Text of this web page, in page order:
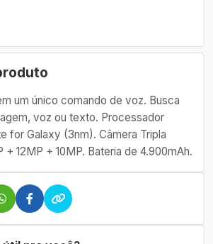
um único comando de voz. Busca
voz ou texto. Processador
for Galaxy (3nm). Câmera Tripla
+ 12MP + 10MP. Bateria de 4.900mAh.